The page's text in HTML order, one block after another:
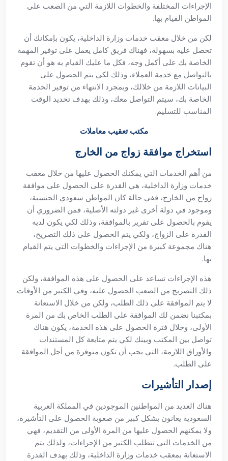
الإجراءات المختلفة والخطوات اللازمة التي من الصعب على
المواطن القيام بها.
لكن من خلال معقب خدمات وزارة الداخلية، يكون بإمكانك أن
تحصل عليه بسهولة، فهناك فريق كامل يعمل على توفير المهمة
الخاصة بك على أكمل وجه، فكل ما عليك القيام به هو أن تقوم
بالتواصل مع خدمة العملاء، وذلك لكي يتم الحصول على
البيانات اللازمة من خلالك، وبمجرد الانتهاء من توفير الخدمة
الخاصة بك، سيتم التواصل معك، وذلك بهدف تحديد الوقت
المناسب للتسليم.
مكتب تعقيب معاملات
استخراج موافقة زواج من الخارج
من أهم الخدمات التي يمكنك الحصول عليها من خلال معقب
خدمات وزارة الداخلية، هي القدرة على الحصول على موافقة
زواج من الخارج، ففي حالة كان المواطن سعودي الجنسية،
وموجود في دولة أخرى غير دولته الأصلية، فمن الضروري أن
يقوم بالحصول على تقرير بالموافقة، وذلك لكي يكون لديه
القدرة على الزواج، ولكي يتم الحصول على ذلك التصريح،
هناك مجموعة كبيرة من الإجراءات والخطوات التي يتم القيام
بها.
هذه الإجراءات تساعد على الحصول على هذه الموافقة، ولكن
ذلك التصريح من الصعب الحصول عليه، وفي الكثير من الأوقات
لا يتم الموافقة على ذلك الطلب، ولكن من خلال الاستعانة
بمكتبنا نضمن لك الموافقة على الطلب الخاص بك من المرة
الأولى، وخلال فترة الحصول على هذه الخدمة، يكون هناك
تواصل بين المكتب وبينك لكي يتم متابعة كل المستندات
والأوراق اللازمة، التي يجب أن تكون متوفرة من أجل الموافقة
على الطلب.
إصدار التأشيرات
هناك العديد من المواطنين الموجودين في المملكة العربية
السعودية يعانون بشكل كبير من صعوبة الحصول على التأشيرة،
ولا يمكنهم الحصول عليها من المرة الأولى من التقديم، فهي
من الخدمات التي تتطلب الكثير من الإجراءات، ولذلك يتم
الاستعانة بمعقب خدمات وزارة الداخلية، وذلك بهدف القدرة